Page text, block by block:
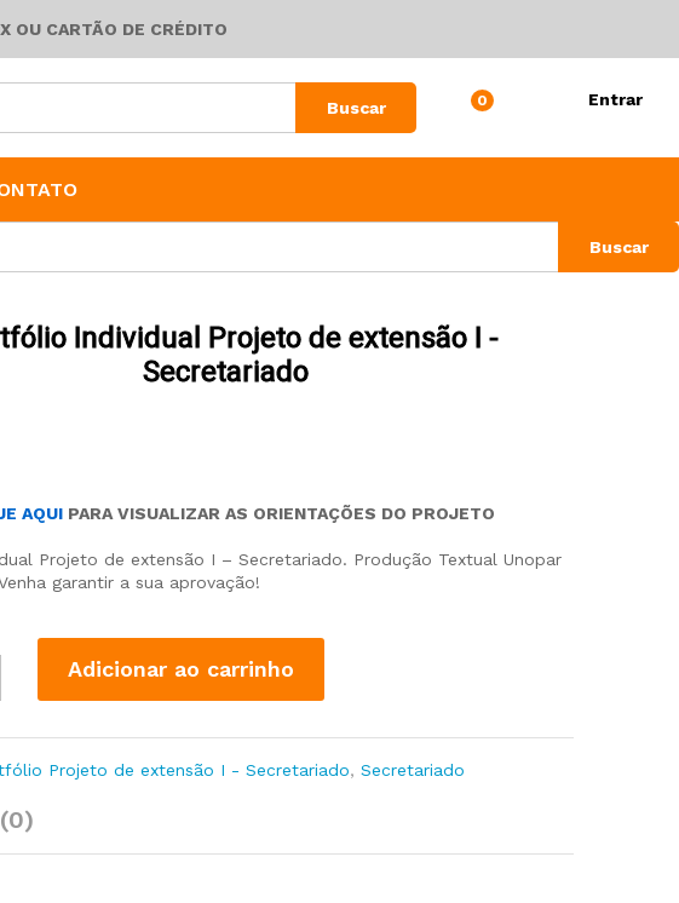
OU CARTÃO DE CRÉDITO
Buscar 0 Entrar
Buscar
Individual Projeto de extensão I -
Secretariado
AQUIPARA VISUALIZAR AS ORIENTAÇÕES DO PROJETO
Projeto de extensão I – Secretariado. Produção Textual Unopar
garantir a sua aprovação!
Adicionar ao carrinho
Projeto de extensão I - Secretariado, Secretariado